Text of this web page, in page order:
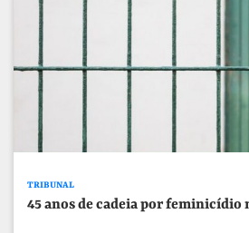
TRIBUNAL
45 anos de cadeia por feminicídio